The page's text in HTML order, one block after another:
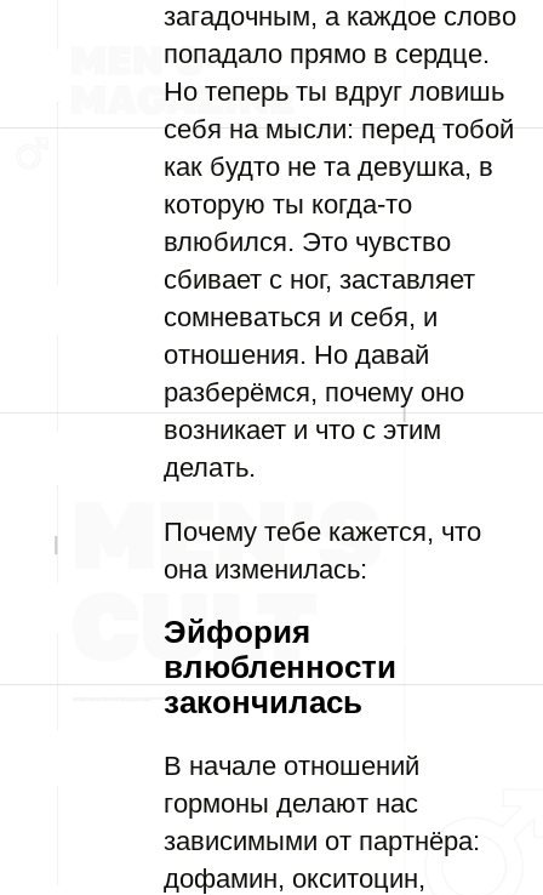
загадочным, а каждое слово
попадало прямо в сердце.
Но теперь ты вдруг ловишь
себя на мысли: перед тобой
как будто не та девушка, в
которую ты когда-то
влюбился. Это чувство
сбивает с ног, заставляет
сомневаться и себя, и
отношения. Но давай
разберёмся, почему оно
возникает и что с этим
делать.
Почему тебе кажется, что
она изменилась:
Эйфория
влюбленности
закончилась
В начале отношений
гормоны делают нас
зависимыми от партнёра:
дофамин, окситоцин,